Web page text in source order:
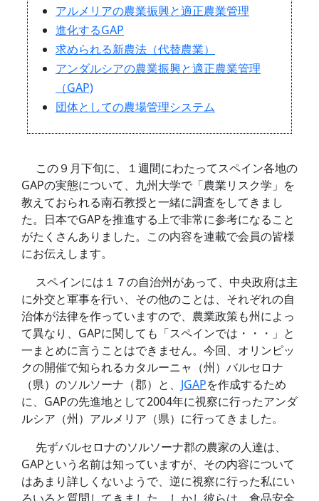
アルメリアの農業振興と適正農業管理
進化するGAP
求められる新農法（代替農業）
アンダルシアの農業振興と適正農業管理
（GAP)
団体としての農場管理システム
この９月下旬に、１週間にわたってスペイン各地の
GAPの実態について、九州大学で「農業リスク学」を
教えておられる南石教授と一緒に調査をしてきまし
た。日本でGAPを推進する上で非常に参考になること
がたくさんありました。この内容を連載で会員の皆様
にお伝えします。
スペインには１７の自治州があって、中央政府は主
に外交と軍事を行い、その他のことは、それぞれの自
治体が法律を作っていますので、農業政策も州によっ
て異なり、GAPに関しても「スペインでは・・・」と
一まとめに言うことはできません。今回、オリンピッ
クの開催で知られるカタルーニャ（州）バルセロナ
（県）のソルソーナ（郡）と、 JGAPを作成するため
に、GAPの先進地として2004年に視察に行ったアンダ
ルシア（州）アルメリア（県）に行ってきました。
先ずバルセロナのソルソーナ郡の農家の人達は、
GAPという名前は知っていますが、その内容について
はあまり詳しくないようで、逆に視察に行った私にい